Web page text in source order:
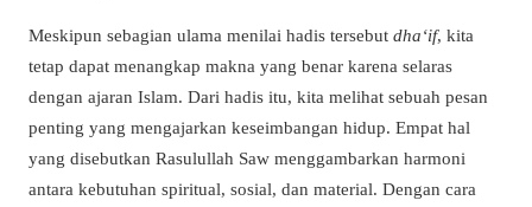
Meskipun sebagian ulama menilai hadis tersebut dha‘if, kita
tetap dapat menangkap makna yang benar karena selaras
dengan ajaran Islam. Dari hadis itu, kita melihat sebuah pesan
penting yang mengajarkan keseimbangan hidup. Empat hal
yang disebutkan Rasulullah Saw menggambarkan harmoni
antara kebutuhan spiritual, sosial, dan material. Dengan cara